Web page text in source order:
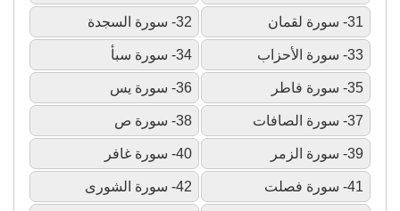
31- سورة لقمان 32- سورة السجدة
33- سورة الأحزاب 34- سورة سبأ
35- سورة فاطر 36- سورة يس
37- سورة الصافات 38- سورة ص
39- سورة الزمر 40- سورة غافر
41- سورة فصلت 42- سورة الشورى